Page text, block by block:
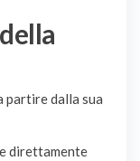
partire dalla sua
direttamente